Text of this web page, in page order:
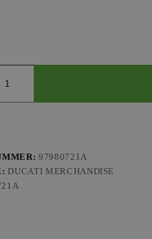
97980721A
DUCATI MERCHANDISE